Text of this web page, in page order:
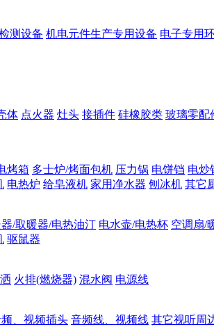
测设备 机电元件生产专用设备 电子专用
体 点火器 灶头 接插件 硅橡胶类 玻璃零配
烤箱 多士炉/烤面包机 压力锅 电饼铛 电炒
电热炉 给皂液机 家用净水器 刨冰机 其它
/取暖器/电热油汀 电水壶/电热杯 空调扇/
驱鼠器
火排(燃烧器) 混水阀 电源线
、视频插头 音频线、视频线 其它视听周